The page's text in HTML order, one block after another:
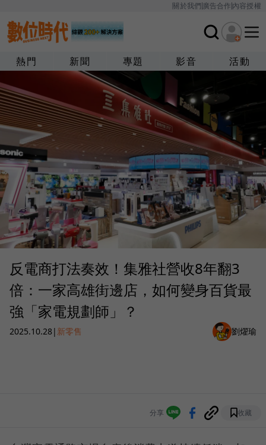
關於我們廣告合作內容授權
熱門 新聞 專題 影音 活動
反電商打法奏效！集雅社營收8年翻3
倍：一家高雄街邊店，如何變身百貨最
強「家電規劃師」？
2025.10.28| 新零售 劉燿瑜
分享 收藏